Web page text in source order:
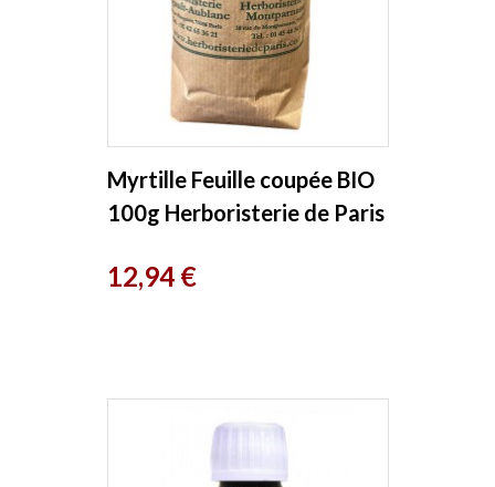
Myrtille Feuille coupée BIO
100g Herboristerie de Paris
Prix
12,94 €